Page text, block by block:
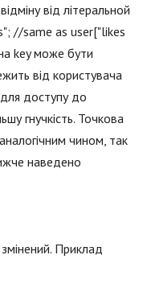
від літеральной
//same as user["likes
key може бути
від користувача
доступу до
гнучкість. Точкова
чином, так
наведено
Приклад